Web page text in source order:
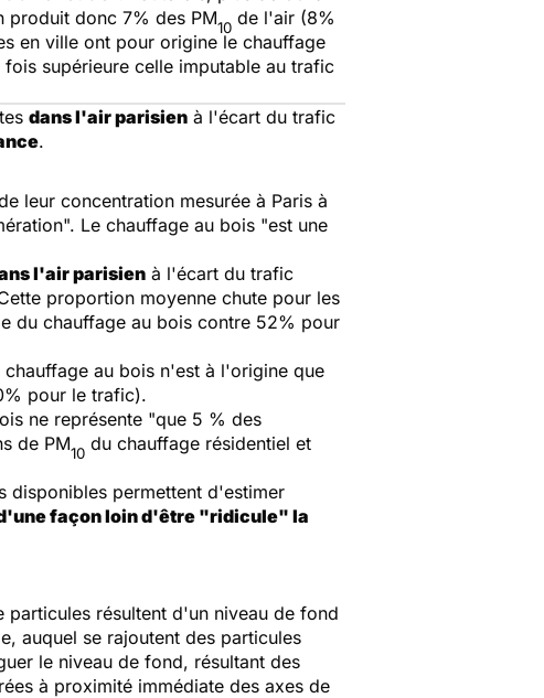
produit donc 7% des PM10 de l'air (8%
en ville ont pour origine le chauffage
supérieure celle imputable au trafic
dans l'air parisien à l'écart du trafic
.
leur concentration mesurée à Paris à
Le chauffage au bois "est une
l'air parisien à l'écart du trafic
proportion moyenne chute pour les
du chauffage au bois contre 52% pour
au bois n'est à l'origine que
pour le trafic).
ne représente "que 5 % des
de PM10 du chauffage résidentiel et
disponibles permettent d'estimer
façon loin d'être "ridicule" la
résultent d'un niveau de fond
auquel se rajoutent des particules
le niveau de fond, résultant des
à proximité immédiate des axes de